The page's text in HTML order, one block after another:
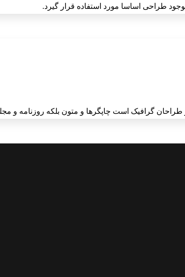
طراحی اساسا مورد استفاده قرار گیرد.
طراحان گرافیک است چاپگرها و متون بلکه روزنامه و